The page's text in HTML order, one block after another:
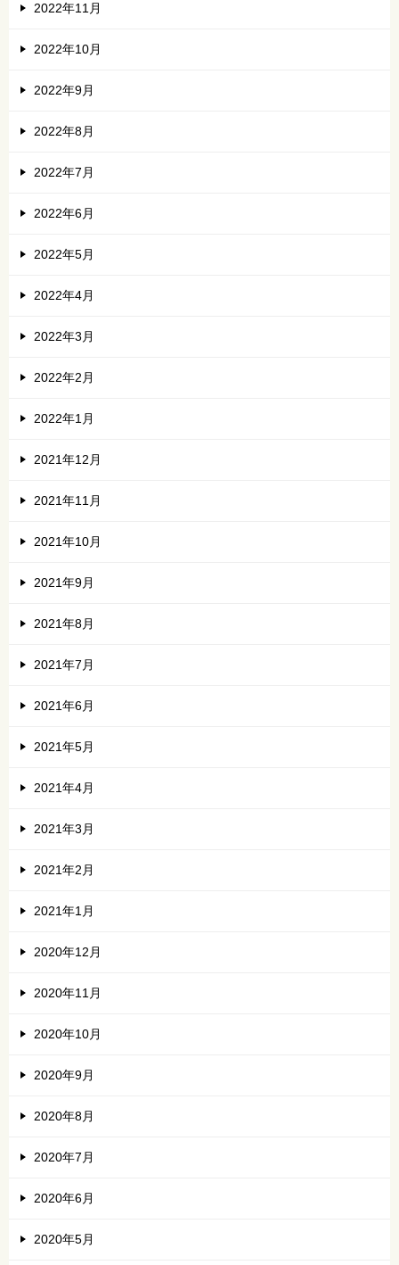
2022年11月
2022年10月
2022年9月
2022年8月
2022年7月
2022年6月
2022年5月
2022年4月
2022年3月
2022年2月
2022年1月
2021年12月
2021年11月
2021年10月
2021年9月
2021年8月
2021年7月
2021年6月
2021年5月
2021年4月
2021年3月
2021年2月
2021年1月
2020年12月
2020年11月
2020年10月
2020年9月
2020年8月
2020年7月
2020年6月
2020年5月